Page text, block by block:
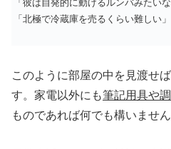
「彼は自発的に動けるルンバみたいな
「北極で冷蔵庫を売るくらい難しい」
このように部屋の中を見渡せ
す。家電以外にも筆記用具や
ものであれば何でも構いません